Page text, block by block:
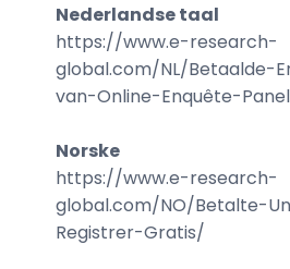
Nederlandse taal
https://www.e-research-
global.com/NL/Betaalde-
van-Online-Enquête-
Norske
https://www.e-research-
global.com/NO/Betalte-
Registrer-Gratis/